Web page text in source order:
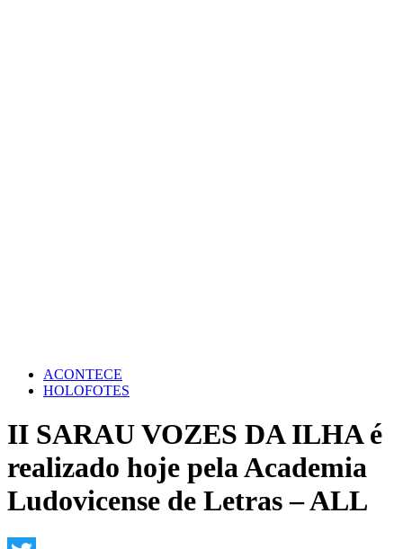
ACONTECE
HOLOFOTES
II SARAU VOZES DA ILHA é
realizado hoje pela Academia
Ludovicense de Letras – ALL